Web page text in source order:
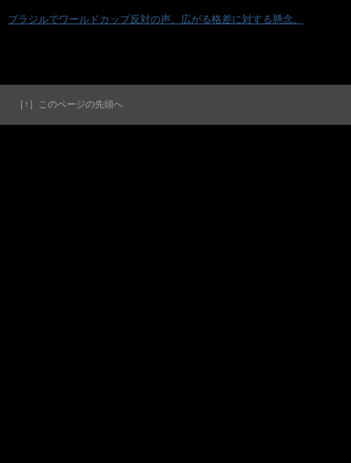
ブラジルでワールドカップ反対の声。広がる格差に対する懸念。
［↑］このページの先頭へ